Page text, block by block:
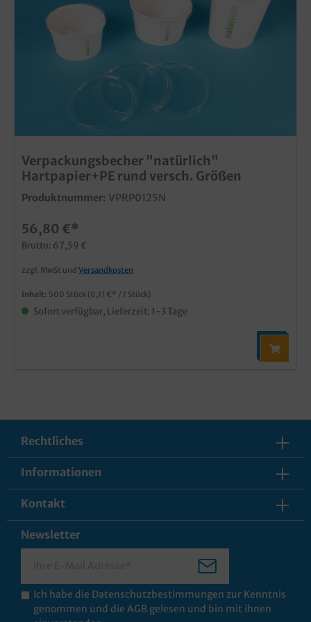
Verpackungsbecher "natürlich"
Hartpapier+PE rund versch. Größen
Produktnummer: VPRP0125N
56,80 €*
Brutto: 67,59 €
zzgl. MwSt und Versandkosten
Inhalt: 500 Stück (0,11 €* / 1 Stück)
Sofort verfügbar, Lieferzeit: 1-3 Tage
Rechtliches
Informationen
Kontakt
Newsletter
Ich habe die Datenschutzbestimmungen zur Kenntnis
genommen und die AGB gelesen und bin mit ihnen